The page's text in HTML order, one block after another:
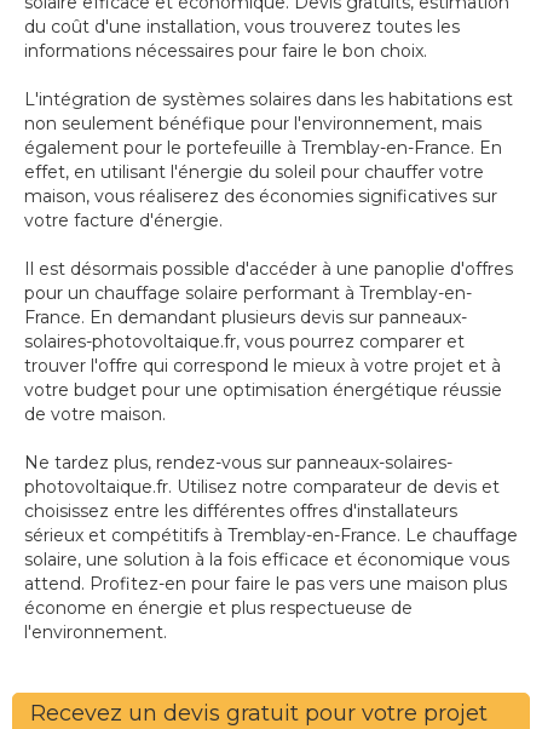
du coût d'une installation, vous trouverez toutes les
informations nécessaires pour faire le bon choix.
L'intégration de systèmes solaires dans les habitations est
non seulement bénéfique pour l'environnement, mais
également pour le portefeuille à Tremblay-en-France. En
effet, en utilisant l'énergie du soleil pour chauffer votre
maison, vous réaliserez des économies significatives sur
votre facture d'énergie.
Il est désormais possible d'accéder à une panoplie d'offres
pour un chauffage solaire performant à Tremblay-en-
France. En demandant plusieurs devis sur panneaux-
solaires-photovoltaique.fr, vous pourrez comparer et
trouver l'offre qui correspond le mieux à votre projet et à
votre budget pour une optimisation énergétique réussie
de votre maison.
Ne tardez plus, rendez-vous sur panneaux-solaires-
photovoltaique.fr. Utilisez notre comparateur de devis et
choisissez entre les différentes offres d'installateurs
sérieux et compétitifs à Tremblay-en-France. Le chauffage
solaire, une solution à la fois efficace et économique vous
attend. Profitez-en pour faire le pas vers une maison plus
économe en énergie et plus respectueuse de
l'environnement.
Recevez un devis gratuit pour votre projet